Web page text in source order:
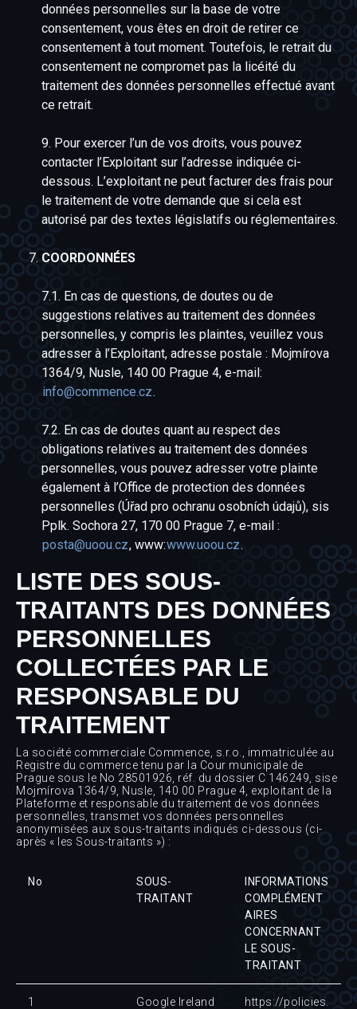
données personnelles sur la base de votre
consentement, vous êtes en droit de retirer ce
consentement à tout moment. Toutefois, le retrait du
consentement ne compromet pas la licéité du
traitement des données personnelles effectué avant
ce retrait.
9. Pour exercer l’un de vos droits, vous pouvez
contacter l’Exploitant sur l’adresse indiquée ci-
dessous. L’exploitant ne peut facturer des frais pour
le traitement de votre demande que si cela est
autorisé par des textes législatifs ou réglementaires.
COORDONNÉES
7.1. En cas de questions, de doutes ou de
suggestions relatives au traitement des données
personnelles, y compris les plaintes, veuillez vous
adresser à l’Exploitant, adresse postale : Mojmírova
1364/9, Nusle, 140 00 Prague 4, e-mail:
info@commence.cz.
7.2. En cas de doutes quant au respect des
obligations relatives au traitement des données
personnelles, vous pouvez adresser votre plainte
également à l’Office de protection des données
personnelles (Úřad pro ochranu osobních údajů), sis
Pplk. Sochora 27, 170 00 Prague 7, e-mail :
posta@uoou.cz, www:www.uoou.cz.
LISTE DES SOUS-
TRAITANTS DES DONNÉES
PERSONNELLES
COLLECTÉES PAR LE
RESPONSABLE DU
TRAITEMENT
La société commerciale Commence, s.r.o., immatriculée au
Registre du commerce tenu par la Cour municipale de
Prague sous le No 28501926, réf. du dossier C 146249, sise
Mojmírova 1364/9, Nusle, 140 00 Prague 4, exploitant de la
Plateforme et responsable du traitement de vos données
personnelles, transmet vos données personnelles
anonymisées aux sous-traitants indiqués ci-dessous (ci-
après « les Sous-traitants ») :
No
SOUS-
TRAITANT
INFORMATIONS
COMPLÉMENT
AIRES
CONCERNANT
LE SOUS-
TRAITANT
1
Google Ireland
https://policies.